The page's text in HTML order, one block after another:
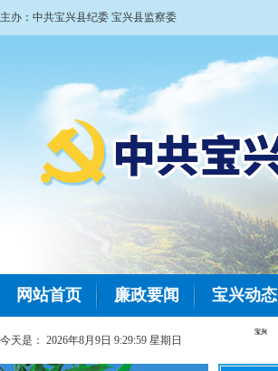
主办：中共宝兴县纪委 宝兴县监察委
网站首页 廉政要闻 宝兴动态
今天是： 2026年8月9日 9:29:59 星期日